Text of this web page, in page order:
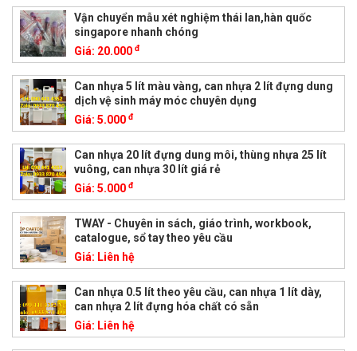
Vận chuyển mẫu xét nghiệm thái lan,hàn quốc
singapore nhanh chóng
Giá: 20.000 đ
Can nhựa 5 lít màu vàng, can nhựa 2 lít đựng dung
dịch vệ sinh máy móc chuyên dụng
Giá: 5.000 đ
Can nhựa 20 lít đựng dung môi, thùng nhựa 25 lít
vuông, can nhựa 30 lít giá rẻ
Giá: 5.000 đ
TWAY - Chuyên in sách, giáo trình, workbook,
catalogue, sổ tay theo yêu cầu
Giá: Liên hệ
Can nhựa 0.5 lít theo yêu cầu, can nhựa 1 lít dày,
can nhựa 2 lít đựng hóa chất có sẵn
Giá: Liên hệ